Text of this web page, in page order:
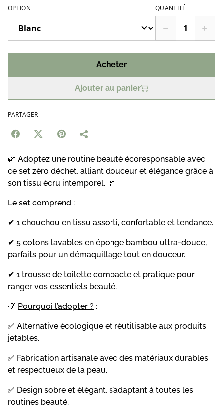
OPTION QUANTITÉ
Acheter
Ajouter au panier
PARTAGER
🌿 Adoptez une routine beauté écoresponsable avec
ce set zéro déchet, alliant douceur et élégance grâce à
son tissu écru intemporel. 🌿
Le set comprend :
✔ 1 chouchou en tissu assorti, confortable et tendance.
✔ 5 cotons lavables en éponge bambou ultra-douce,
parfaits pour un démaquillage tout en douceur.
✔ 1 trousse de toilette compacte et pratique pour
ranger vos essentiels beauté.
💡 Pourquoi l’adopter ? :
✅ Alternative écologique et réutilisable aux produits
jetables.
✅ Fabrication artisanale avec des matériaux durables
et respectueux de la peau.
✅ Design sobre et élégant, s’adaptant à toutes les
routines beauté.